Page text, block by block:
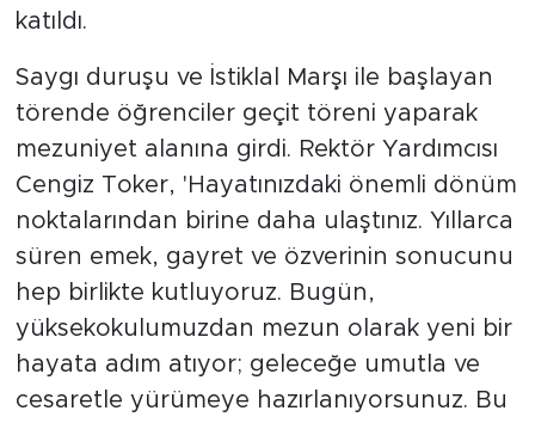
katıldı.
Saygı duruşu ve İstiklal Marşı ile başlayan
törende öğrenciler geçit töreni yaparak
mezuniyet alanına girdi. Rektör Yardımcısı
Cengiz Toker, 'Hayatınızdaki önemli dönüm
noktalarından birine daha ulaştınız. Yıllarca
süren emek, gayret ve özverinin sonucunu
hep birlikte kutluyoruz. Bugün,
yüksekokulumuzdan mezun olarak yeni bir
hayata adım atıyor; geleceğe umutla ve
cesaretle yürümeye hazırlanıyorsunuz. Bu